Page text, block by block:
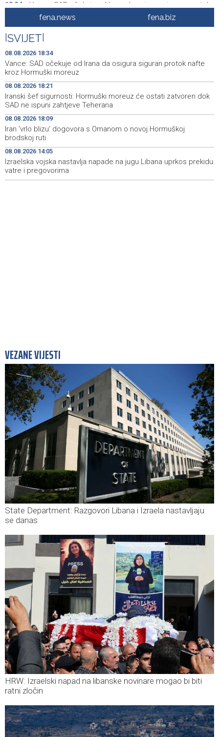
18:34
Vance: SAD očekuje od Irana da osigura siguran protok
nafte kroz Hormuški moreuz
18:21
Iranski šef sigurnosti: Hormuški moreuz će ostati
zatvoren dok SAD ne ispuni zahtjeve Teherana
18:09
Iran 'vrlo blizu' dogovora s Omanom o novoj Hormuškoj
brodskoj ruti
18:05
Koncertom Marije Šerifović večeras se zatvara
manifestacija 'Dani dijaspore Travnik 2026'
17:26
Kod mosta Brčko - Gunja pronađene kosti, vještaci
sudske medicine utvrđuju porijeklo
'Pekijada' u Varešu okupila 37 ekipa iz četiri države
regiona
fena.news fena.biz
SVIJET
08.08.2026 18:34
Vance: SAD očekuje od Irana da osigura siguran protok nafte
kroz Hormuški moreuz
08.08.2026 18:21
Iranski šef sigurnosti: Hormuški moreuz će ostati zatvoren dok
SAD ne ispuni zahtjeve Teherana
08.08.2026 18:09
Iran 'vrlo blizu' dogovora s Omanom o novoj Hormuškoj
brodskoj ruti
08.08.2026 14:05
Izraelska vojska nastavlja napade na jugu Libana uprkos prekidu
vatre i pregovorima
VEZANE VIJESTI
State Department: Razgovori Libana i Izraela nastavljaju
se danas
HRW: Izraelski napad na libanske novinare mogao bi biti
ratni zločin